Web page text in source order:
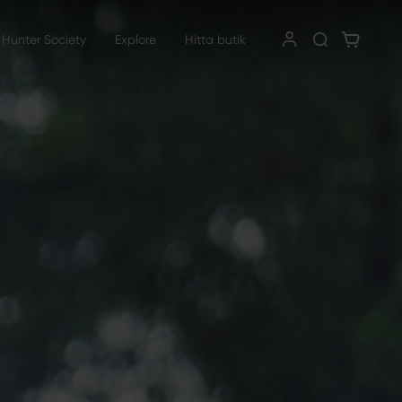
Hunter Society Explore Hitta butik